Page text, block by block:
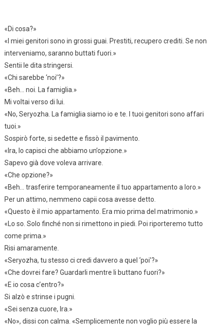
«Di cosa?»
«I miei genitori sono in grossi guai. Prestiti, recupero crediti. Se non
interveniamo, saranno buttati fuori.»
Sentii le dita stringersi.
«Chi sarebbe ‘noi’?»
«Beh… noi. La famiglia.»
Mi voltai verso di lui.
«No, Seryozha. La famiglia siamo io e te. I tuoi genitori sono affari
tuoi.»
Sospirò forte, si sedette e fissò il pavimento.
«Ira, lo capisci che abbiamo un’opzione.»
Sapevo già dove voleva arrivare.
«Che opzione?»
«Beh… trasferire temporaneamente il tuo appartamento a loro.»
Per un attimo, nemmeno capii cosa avesse detto.
«Questo è il mio appartamento. Era mio prima del matrimonio.»
«Lo so. Solo finché non si rimettono in piedi. Poi riporteremo tutto
come prima.»
Risi amaramente.
«Seryozha, tu stesso ci credi davvero a quel ‘poi’?»
«Che dovrei fare? Guardarli mentre li buttano fuori?»
«E io cosa c’entro?»
Si alzò e strinse i pugni.
«Sei senza cuore, Ira.»
«No», dissi con calma. «Semplicemente non voglio più essere la